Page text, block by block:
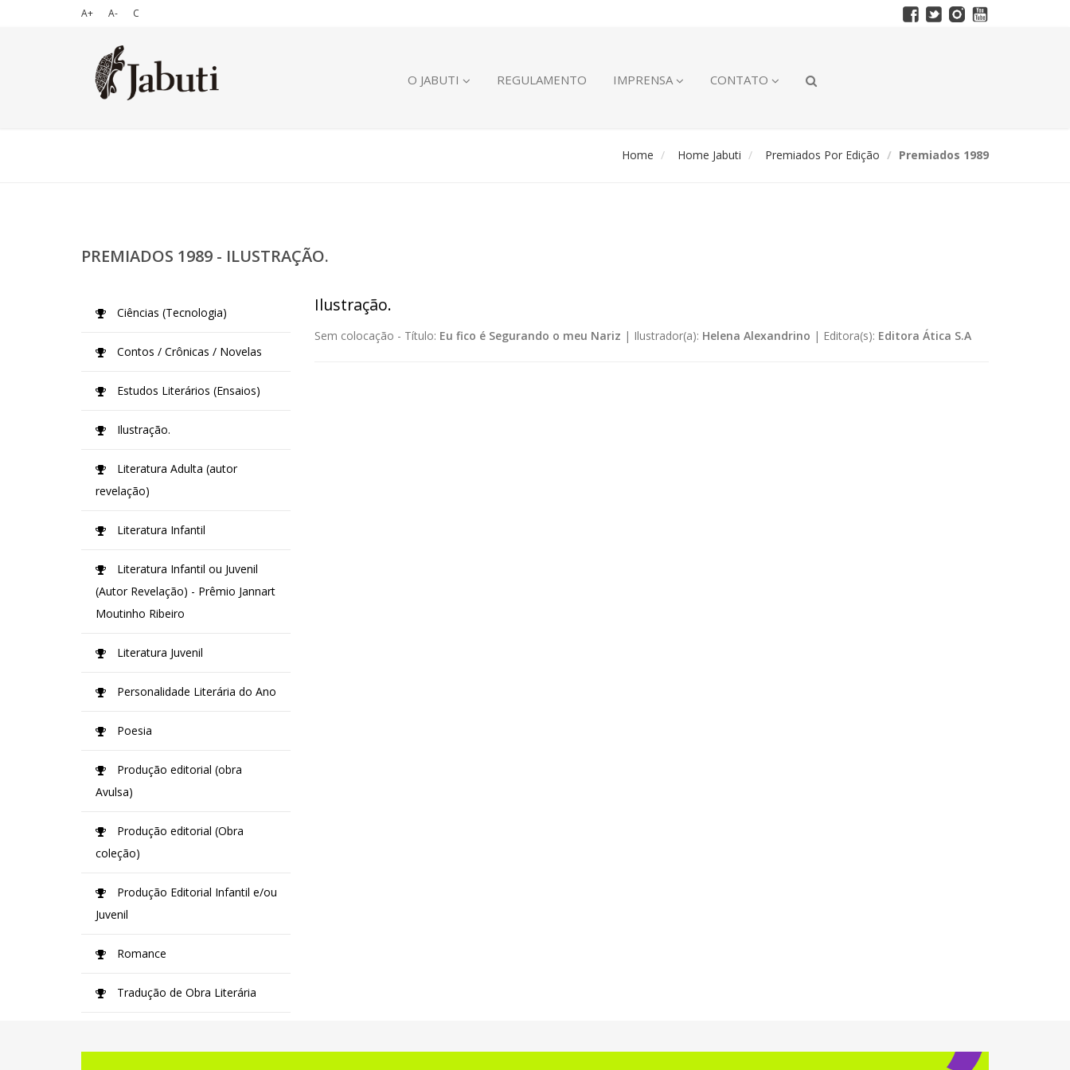
A+ A- C
O JABUTI REGULAMENTO IMPRENSA CONTATO
Home Home Jabuti Premiados Por Edição Premiados 1989
PREMIADOS 1989 - ILUSTRAÇÃO.
Ilustração.
Sem colocação - Título: Eu fico é Segurando o meu Nariz | Ilustrador(a): Helena Alexandrino | Editora(s): Editora Ática S.A
Ciências (Tecnologia)
Contos / Crônicas / Novelas
Estudos Literários (Ensaios)
Ilustração.
Literatura Adulta (autor
revelação)
Literatura Infantil
Literatura Infantil ou Juvenil
(Autor Revelação) - Prêmio Jannart
Moutinho Ribeiro
Literatura Juvenil
Personalidade Literária do Ano
Poesia
Produção editorial (obra
Avulsa)
Produção editorial (Obra
coleção)
Produção Editorial Infantil e/ou
Juvenil
Romance
Tradução de Obra Literária